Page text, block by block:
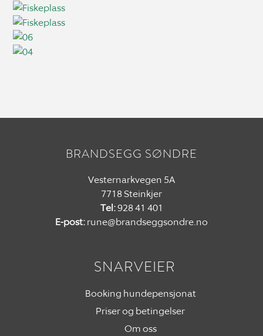
BRANDSEGG SØNDRE
Vesternarkvegen 5A
7718 Steinkjer
Tel:928 41 401
E-post:rune@brandseggsondre.no
SNARVEIER
Booking hundepensjonat
Priser og betingelser
Om oss